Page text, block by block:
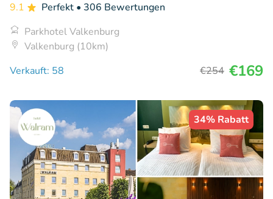
9.1 Perfekt • 306 Bewertungen
Parkhotel Valkenburg
Valkenburg (10km)
Verkauft: 58
€254 €169
34% Rabatt